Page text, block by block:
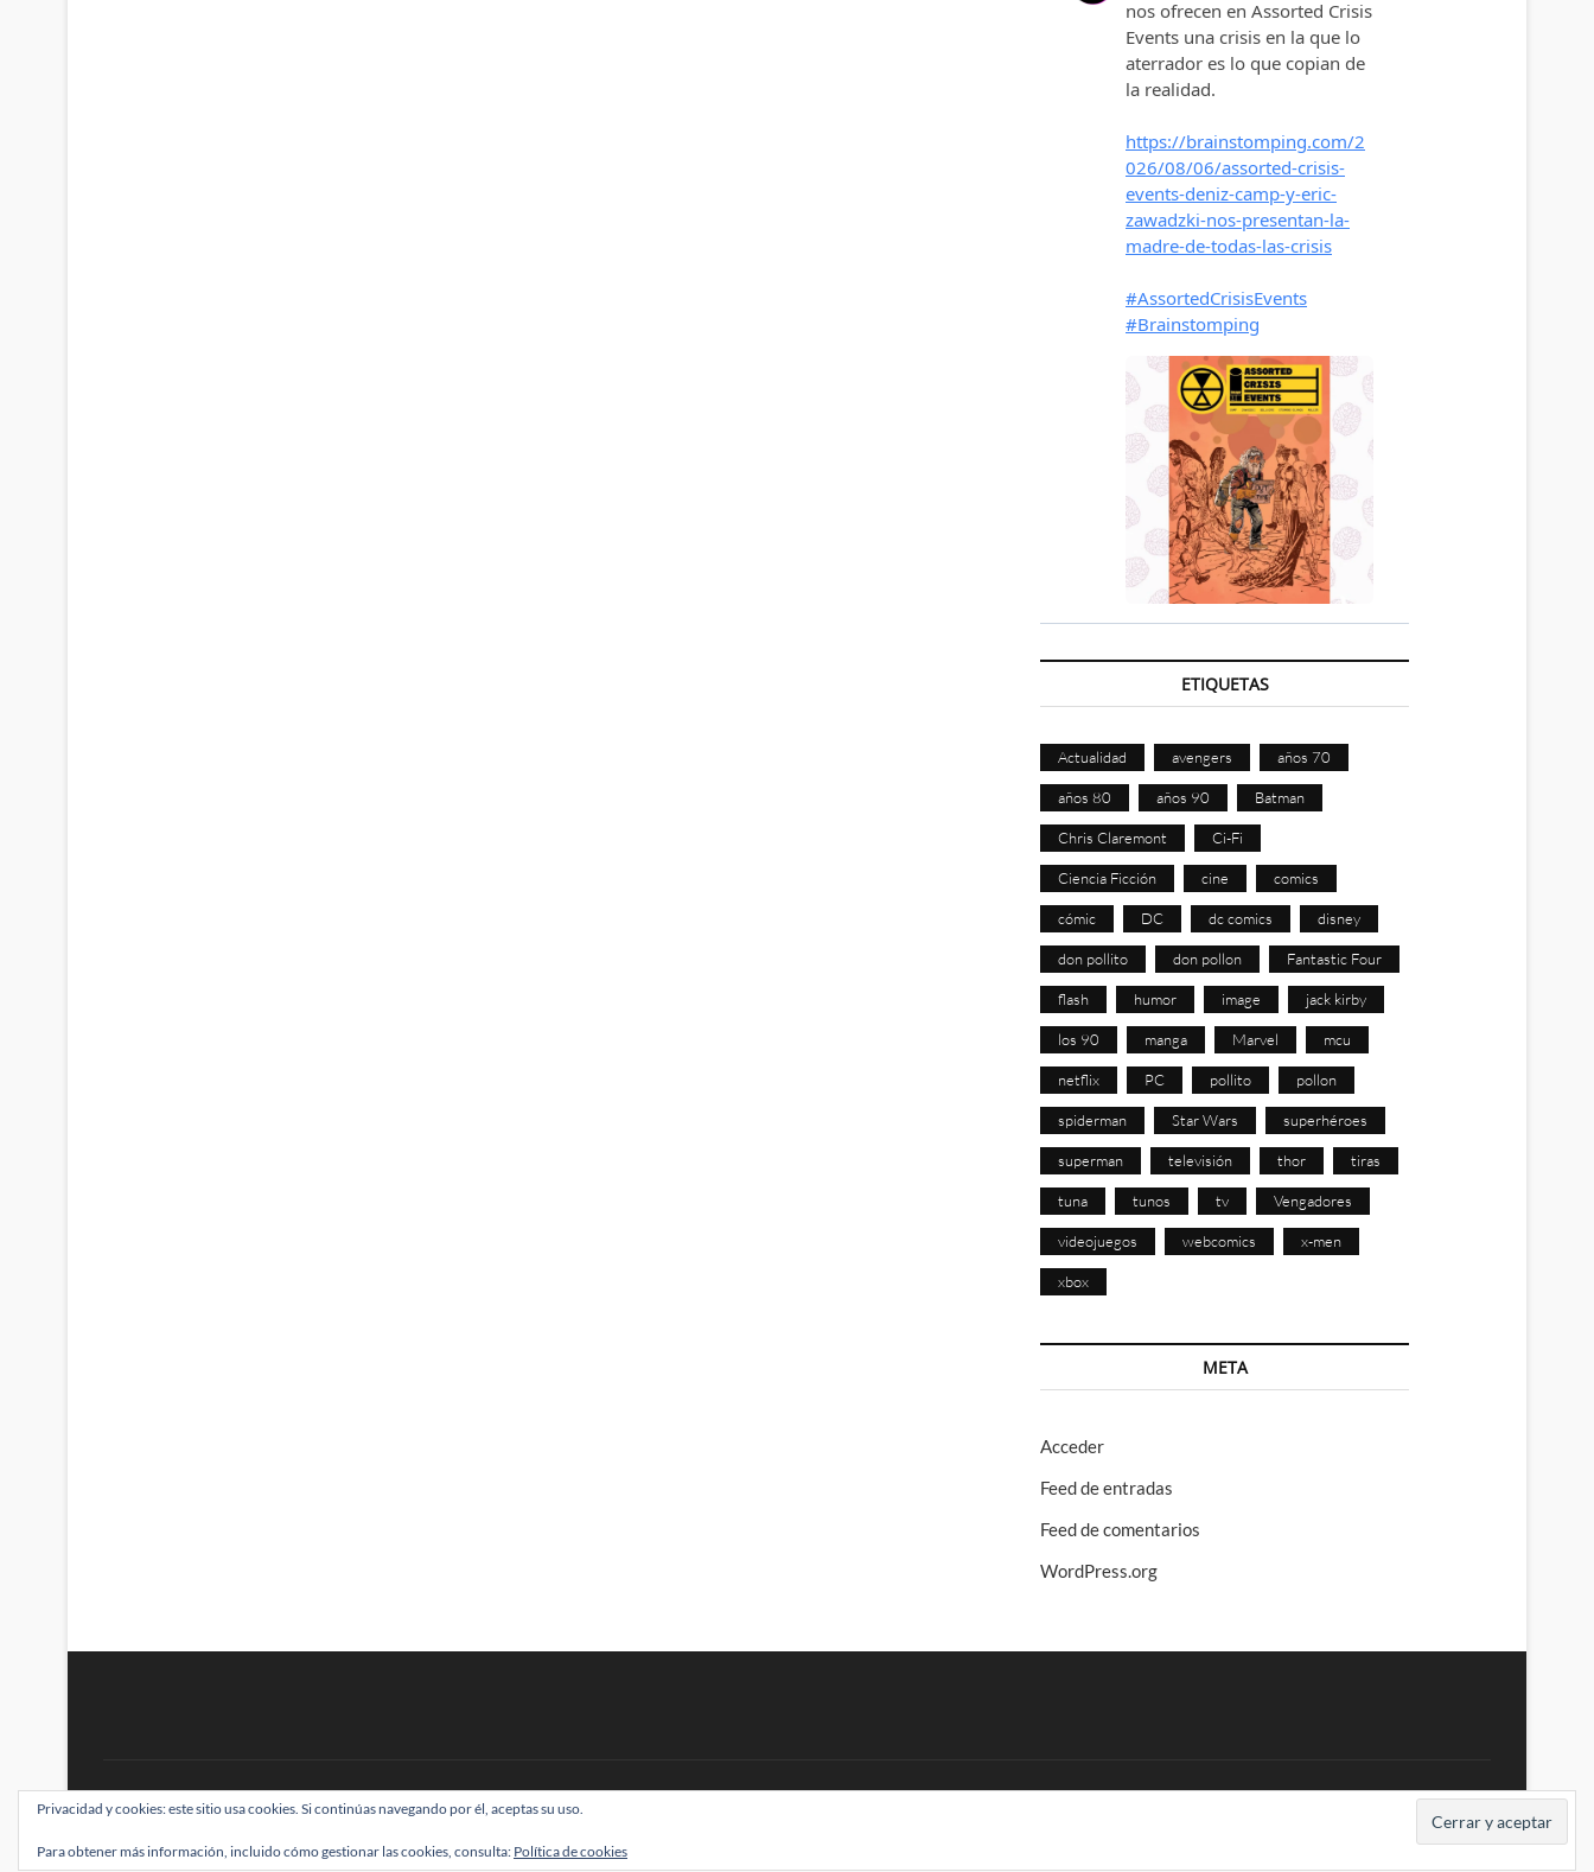
ETIQUETAS
Actualidad avengers años 70
años 80 años 90 Batman
Chris Claremont Ci-Fi
Ciencia Ficción cine comics
cómic DC dc comics disney
don pollito don pollon Fantastic Four
flash humor image jack kirby
los 90 manga Marvel mcu
netflix PC pollito pollon
spiderman Star Wars superhéroes
superman televisión thor tiras
tuna tunos tv Vengadores
videojuegos webcomics x-men
xbox
META
Acceder
Feed de entradas
Feed de comentarios
WordPress.org
BRAINSTOMPING| Diseñado por:Theme Freesia|WordPress| © Todos los derechos reservados
Privacidad y cookies: este sitio usa cookies. Si continúas navegando por él, aceptas su uso.
Para obtener más información, incluido cómo gestionar las cookies, consulta: Política de cookies